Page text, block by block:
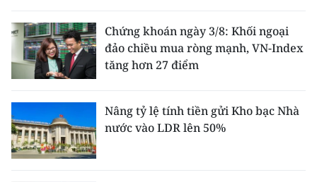
Chứng khoán ngày 3/8: Khối ngoại
đảo chiều mua ròng mạnh, VN-Index
tăng hơn 27 điểm
Nâng tỷ lệ tính tiền gửi Kho bạc Nhà
nước vào LDR lên 50%